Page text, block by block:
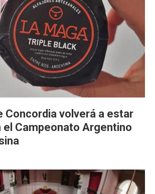
Concordia volverá a estar
Campeonato Argentino